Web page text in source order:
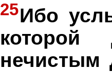
25Ибо
нечистым